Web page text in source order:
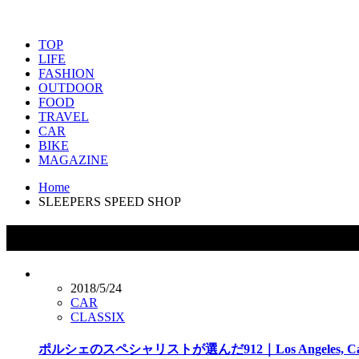
TOP
LIFE
FASHION
OUTDOOR
FOOD
TRAVEL
CAR
BIKE
MAGAZINE
Home
SLEEPERS SPEED SHOP
2018/5/24
CAR
CLASSIX
ポルシェのスペシャリストが選んだ912｜Los Angeles,